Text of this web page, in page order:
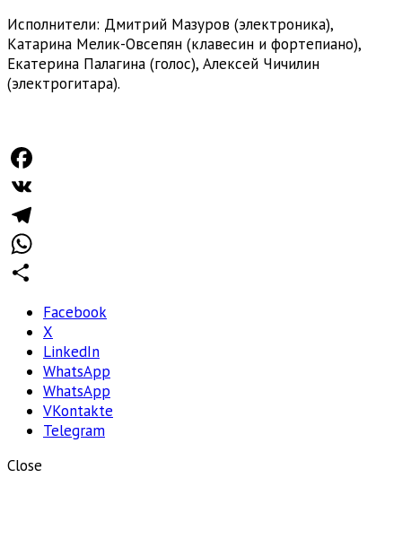
Исполнители: Дмитрий Мазуров (электроника),
Катарина Мелик-Овсепян (клавесин и фортепиано),
Екатерина Палагина (голос), Алексей Чичилин
(электрогитара).
Facebook
VK
Telegram
WhatsApp
Facebook
X
LinkedIn
WhatsApp
WhatsApp
VKontakte
Telegram
Close